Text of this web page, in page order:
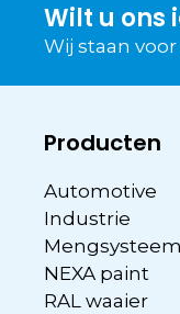
Wilt u ons
Wij staan
Producten
Automotive
Industrie
Mengsysteem
NEXA paint
RAL waaier